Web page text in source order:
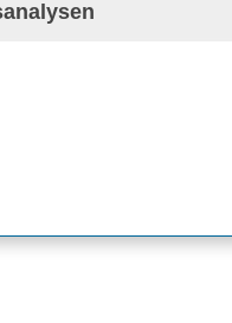
zum Vorjahr und den